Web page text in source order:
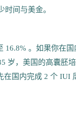
间与美金。
16.8% 。如果你在国
岁，美国的高囊胚
在国内完成 2 个 IUI